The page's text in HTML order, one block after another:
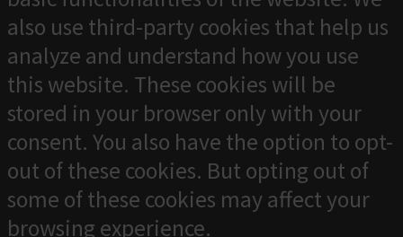
also use third-party cookies that help us
analyze and understand how you use
this website. These cookies will be
stored in your browser only with your
consent. You also have the option to opt-
out of these cookies. But opting out of
some of these cookies may affect your
browsing experience.